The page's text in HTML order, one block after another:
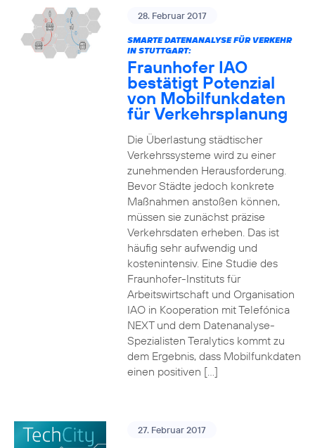
28. Februar 2017
SMARTE DATENANALYSE FÜR VERKEHR
IN STUTTGART:
Fraunhofer IAO
bestätigt Potenzial
von Mobilfunkdaten
für Verkehrsplanung
Die Überlastung städtischer
Verkehrssysteme wird zu einer
zunehmenden Herausforderung.
Bevor Städte jedoch konkrete
Maßnahmen anstoßen können,
müssen sie zunächst präzise
Verkehrsdaten erheben. Das ist
häufig sehr aufwendig und
kostenintensiv. Eine Studie des
Fraunhofer-Instituts für
Arbeitswirtschaft und Organisation
IAO in Kooperation mit Telefónica
NEXT und dem Datenanalyse-
Spezialisten Teralytics kommt zu
dem Ergebnis, dass Mobilfunkdaten
einen positiven […]
27. Februar 2017